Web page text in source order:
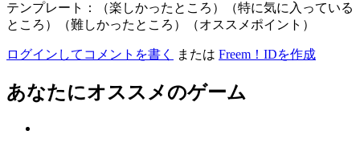
テンプレート：（楽しかったところ）（特に気に入っている
ところ）（難しかったところ）（オススメポイント）
ログインしてコメントを書く または Freem！IDを作成
あなたにオススメのゲーム